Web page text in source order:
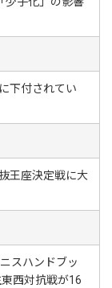
下付されてい
王座決定戦に大
スハンドブッ
西対抗戦が16